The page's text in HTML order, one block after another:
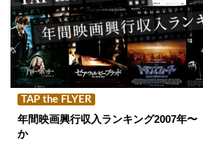
TAP the FLYER
年間映画興行収入ランキング2007年〜
か